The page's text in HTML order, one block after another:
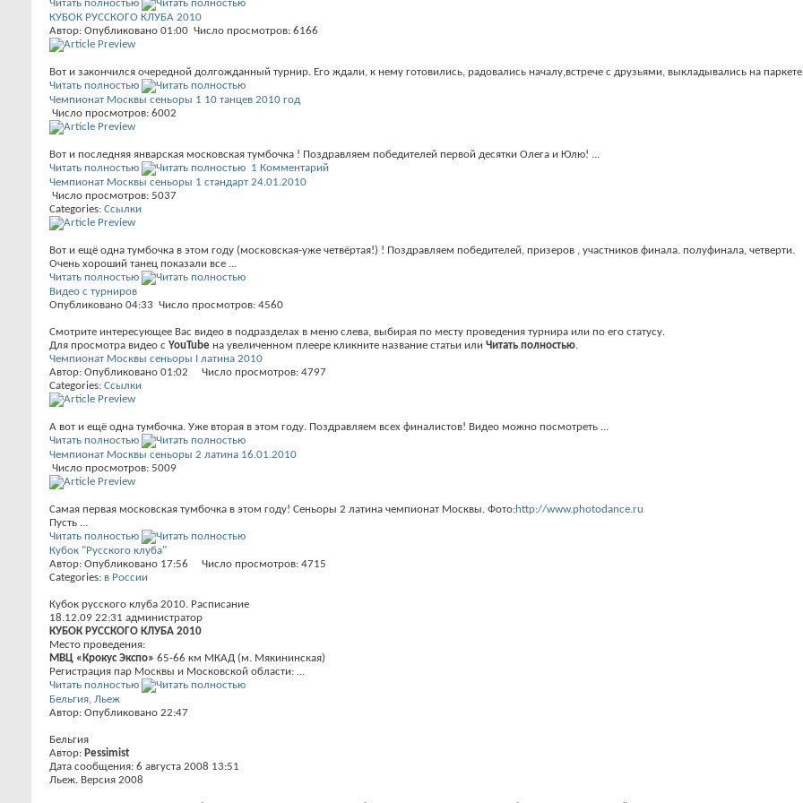
Читать полностью
КУБОК РУССКОГО КЛУБА 2010
Автор: Опубликовано 01:00 Число просмотров: 6166
Вот и закончился очередной долгожданный турнир. Его ждали, к нему готовились, радовались началу,встрече с друзьями, выкладывались на
Читать полностью
Чемпионат Москвы сеньоры 1 10 танцев 2010 год
Число просмотров: 6002
Вот и последняя январская московская тумбочка ! Поздравляем победителей первой десятки Олега и Юлю! ...
Читать полностью
1 Комментарий
Чемпионат Москвы сеньоры 1 стандарт 24.01.2010
Число просмотров: 5037
Categories: Ссылки
Вот и ещё одна тумбочка в этом году (московская-уже четвёртая!) ! Поздравляем победителей, призеров , участников финала. полуфинала, четверти.
Очень хороший танец показали все ...
Читать полностью
Видео с турниров
Опубликовано 04:33 Число просмотров: 4560
Смотрите интересующее Вас видео в подразделах в меню слева, выбирая по месту проведения турнира или по его статусу.
Для просмотра видео с YouTube на увеличенном плеере кликните название статьи или Читать полностью.
Чемпионат Москвы сеньоры I латина 2010
Автор: Опубликовано 01:02 Число просмотров: 4797
Categories: Ссылки
А вот и ещё одна тумбочка. Уже вторая в этом году. Поздравляем всех финалистов! Видео можно посмотреть ...
Читать полностью
Чемпионат Москвы сеньоры 2 латина 16.01.2010
Число просмотров: 5009
Самая первая московская тумбочка в этом году! Сеньоры 2 латина чемпионат Москвы. Фото:http://www.photodance.ru
Пусть ...
Читать полностью
Кубок "Русского клуба"
Автор: Опубликовано 17:56 Число просмотров: 4715
Categories: в России
Кубок русского клуба 2010. Расписание
18.12.09 22:31 администратор
КУБОК РУССКОГО КЛУБА 2010
Место проведения:
МВЦ «Крокус Экспо» 65-66 км МКАД (м. Мякининская)
Регистрация пар Москвы и Московской области: ...
Читать полностью
Бельгия, Льеж
Автор: Опубликовано 22:47
Бельгия
Автор: Pessimist
Дата сообщения: 6 августа 2008 13:51
Льеж. Версия 2008